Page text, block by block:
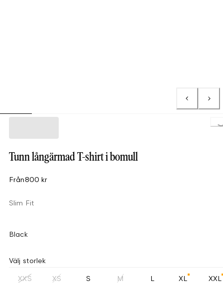
Tunn långärmad T-shirt i bomull
Från800 kr
Slim Fit
Black
Välj storlek
XXS XS S M L XL XXL